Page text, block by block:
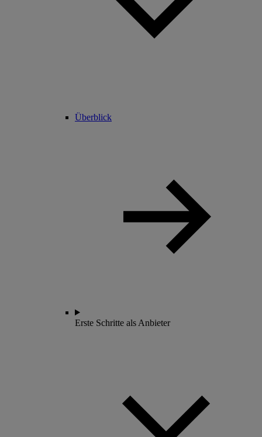
Überblick
Erste Schritte als Anbieter